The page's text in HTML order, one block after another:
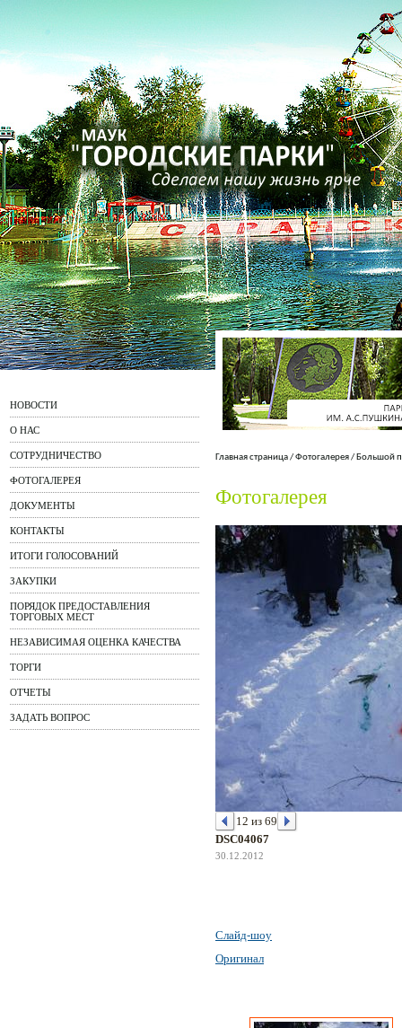
НОВОСТИ
О НАС
СОТРУДНИЧЕСТВО
ФОТОГАЛЕРЕЯ
ДОКУМЕНТЫ
КОНТАКТЫ
ИТОГИ ГОЛОСОВАНИЙ
ЗАКУПКИ
ПОРЯДОК ПРЕДОСТАВЛЕНИЯ
ТОРГОВЫХ МЕСТ
НЕЗАВИСИМАЯ ОЦЕНКА КАЧЕСТВА
ТОРГИ
ОТЧЕТЫ
ЗАДАТЬ ВОПРОС
Главная страница/Фотогалерея/ Большой
Фотогалерея
12 из 69
DSC04067
30.12.2012
Слайд-шоу
Оригинал